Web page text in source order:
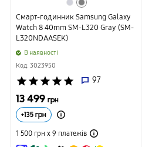
Смарт-годинник Samsung Galaxy
Watch 8 40mm SM-L320 Gray (SM-
L320NDAASEK)
B наявності
Код: 3023950
star star star star star 97
13 499 грн
+135грн
1 500 грн х 9 платежів